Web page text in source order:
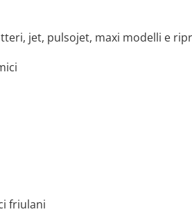
jet, pulsojet, maxi modelli e
friulani